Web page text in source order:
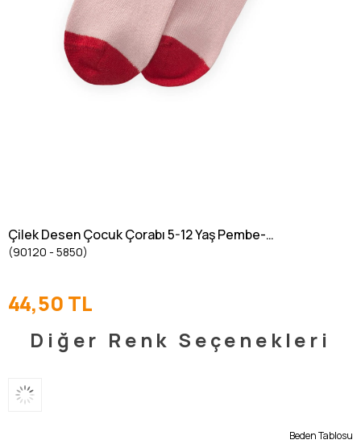
Çilek Desen Çocuk Çorabı 5-12 Yaş Pembe-
Kırmızı
(90120 - 5850)
44,50 TL
Diğer Renk Seçenekleri
Beden Tablosu